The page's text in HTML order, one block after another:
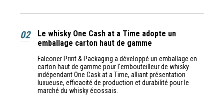
02
Le whisky One Cash at a Time adopte un
emballage carton haut de gamme
Falconer Print & Packaging a développé un emballage en
carton haut de gamme pour l'embouteilleur de whisky
indépendant One Cask at a Time, alliant présentation
luxueuse, efficacité de production et durabilité pour le
marché du whisky écossais.